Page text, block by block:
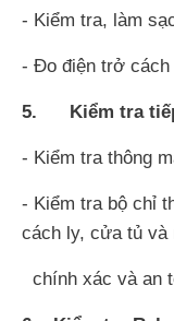
- Kiểm tra, làm
- Đo điện trở cách
5. Kiểm tra tiếp
- Kiểm tra thông
- Kiểm tra bộ chỉ
cách ly, cửa tủ và
chính xác và an